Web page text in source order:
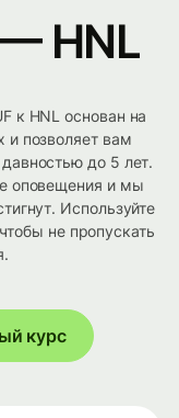
HNL
к HNL основан на
позволяет вам
до 5 лет.
оповещения и мы
Используйте
не пропускать
курс